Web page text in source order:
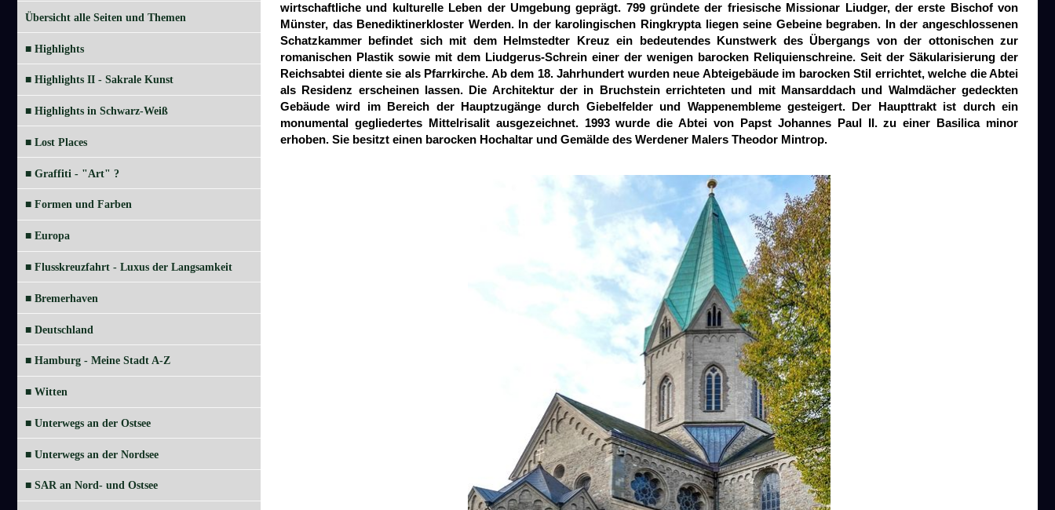
Übersicht alle Seiten und Themen
■ Highlights
■ Highlights II - Sakrale Kunst
■ Highlights in Schwarz-Weiß
■ Lost Places
■ Graffiti - "Art" ?
■ Formen und Farben
■ Europa
■ Flusskreuzfahrt - Luxus der Langsamkeit
■ Bremerhaven
■ Deutschland
■ Hamburg - Meine Stadt A-Z
■ Witten
■ Unterwegs an der Ostsee
■ Unterwegs an der Nordsee
■ SAR an Nord- und Ostsee
wirtschaftliche und kulturelle Leben der Umgebung geprägt. 799 gründete der friesische Missionar Liudger, der erste Bischof von
Münster, das Benediktinerkloster Werden. In der karolingischen Ringkrypta liegen seine Gebeine begraben. In der angeschlossenen
Schatzkammer befindet sich mit dem Helmstedter Kreuz ein bedeutendes Kunstwerk des Übergangs von der ottonischen zur
romanischen Plastik sowie mit dem Liudgerus-Schrein einer der wenigen barocken Reliquienschreine. Seit der Säkularisierung der
Reichsabtei diente sie als Pfarrkirche. Ab dem 18. Jahrhundert wurden neue Abteigebäude im barocken Stil errichtet, welche die Abtei
als Residenz erscheinen lassen. Die Architektur der in Bruchstein errichteten und mit Mansarddach und Walmdächer gedeckten
Gebäude wird im Bereich der Hauptzugänge durch Giebelfelder und Wappenembleme gesteigert. Der Haupttrakt ist durch ein
monumental gegliedertes Mittelrisalit ausgezeichnet. 1993 wurde die Abtei von Papst Johannes Paul II. zu einer Basilica minor
erhoben. Sie besitzt einen barocken Hochaltar und Gemälde des Werdener Malers Theodor Mintrop.